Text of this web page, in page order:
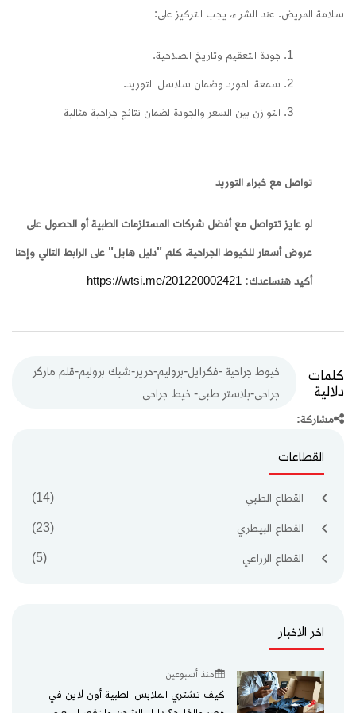
سلامة المريض. عند الشراء، يجب التركيز على:
جودة التعقيم وتاريخ الصلاحية.
سمعة المورد وضمان سلاسل التوريد.
التوازن بين السعر والجودة لضمان نتائج جراحية مثالية
تواصل مع خبراء التوريد
لو عايز تتواصل مع أفضل شركات المستلزمات الطبية أو الحصول على
عروض أسعار للخيوط الجراحية، كلم "دليل هايل" على الرابط التالي وإحنا
أكيد هنساعدك: https://wtsi.me/201220002421
كلمات
دلالية
خيوط جراحية -فكرايل-بروليم-حرير-شبك بروليم-قلم ماركر
جراحى-بلاستر طبى- خيط جراحى
مشاركة:
القطاعات
القطاع الطبي (14)
القطاع البيطري (23)
القطاع الزراعي (5)
اخر الاخبار
منذ أسبوعين
كيف تشتري الملابس الطبية أون لاين في